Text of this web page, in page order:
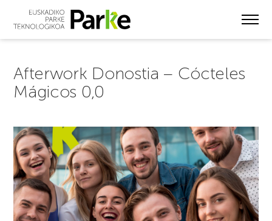
Afterwork Donostia – Cócteles
Mágicos 0,0